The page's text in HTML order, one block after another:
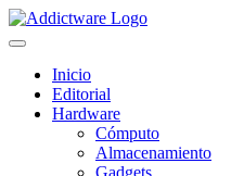
Inicio
Editorial
Hardware
Cómputo
Almacenamiento
Gadgets